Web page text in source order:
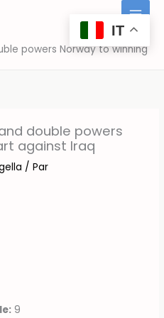
powers Norway to winning
double powers
against Iraq
/ Par
9
IT